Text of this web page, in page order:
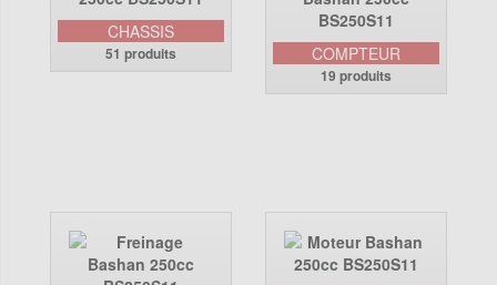
CHASSIS
51 produits COMPTEUR
19 produits